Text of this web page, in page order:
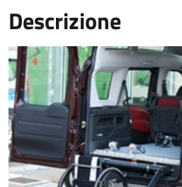
Descrizione